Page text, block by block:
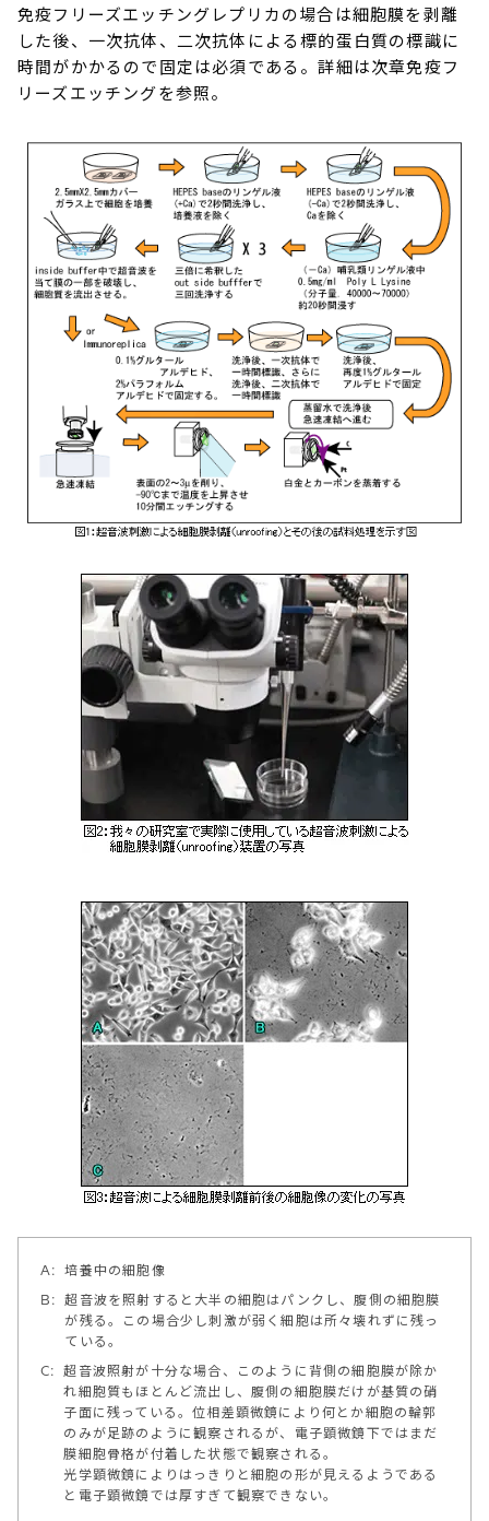
免疫フリーズエッチングレプリカの場合は細胞膜を剥離
した後、一次抗体、二次抗体による標的蛋白質の標識に
時間がかかるので固定は必須である。詳細は次章免疫フ
リーズエッチングを参照。
A:
培養中の細胞像
B:
超音波を照射すると大半の細胞はパンクし、腹側の細胞膜
が残る。この場合少し刺激が弱く細胞は所々壊れずに残っ
ている。
C:
超音波照射が十分な場合、このように背側の細胞膜が除か
れ細胞質もほとんど流出し、腹側の細胞膜だけが基質の硝
子面に残っている。位相差顕微鏡により何とか細胞の輪郭
のみが足跡のように観察されるが、電子顕微鏡下ではまだ
膜細胞骨格が付着した状態で観察される。
光学顕微鏡によりはっきりと細胞の形が見えるようである
と電子顕微鏡では厚すぎて観察できない。